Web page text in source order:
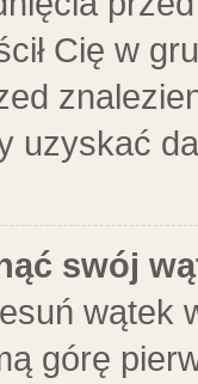
Cię w
uzyskać
swój
wątek
górę